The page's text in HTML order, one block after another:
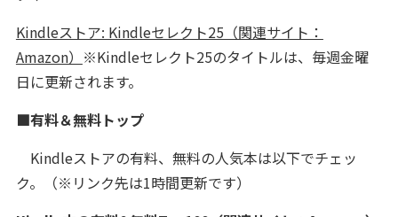
Kindleストア: Kindleセレクト25（関連サイト：
Amazon） ※Kindleセレクト25のタイトルは、毎週金曜
日に更新されます。
■有料＆無料トップ
Kindleストアの有料、無料の人気本は以下でチェッ
ク。（※リンク先は1時間更新です）